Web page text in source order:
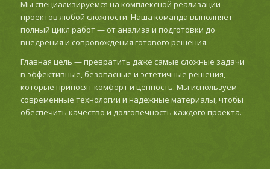
Мы специализируемся на комплексной реализации
проектов любой сложности. Наша команда выполняет
полный цикл работ — от анализа и подготовки до
внедрения и сопровождения готового решения.
Главная цель — превратить даже самые сложные задачи
в эффективные, безопасные и эстетичные решения,
которые приносят комфорт и ценность. Мы используем
современные технологии и надежные материалы, чтобы
обеспечить качество и долговечность каждого проекта.